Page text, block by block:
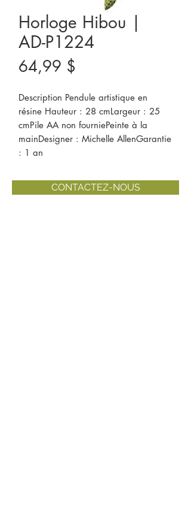
Horloge Hibou |
AD-P1224
64,99 $
Description Pendule artistique en
résine Hauteur : 28 cmLargeur : 25
cmPile AA non fourniePeinte à la
mainDesigner : Michelle AllenGarantie
: 1 an
CONTACTEZ-NOUS